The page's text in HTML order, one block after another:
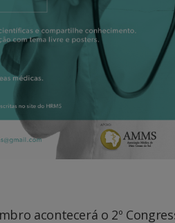
acontecerá o 2º